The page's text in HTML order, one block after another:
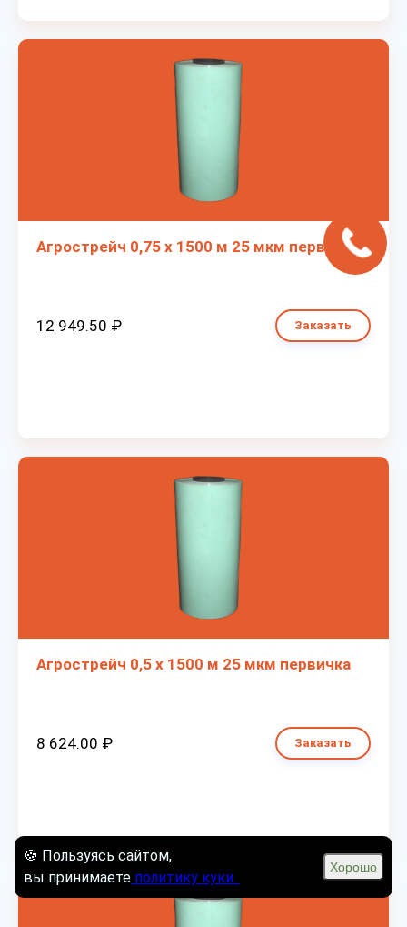
Агрострейч 0,75 х 1500 м 25 мкм первичка
12 949.50 ₽ Заказать
Агрострейч 0,5 х 1500 м 25 мкм первичка
8 624.00 ₽ Заказать
🍪 Пользуясь сайтом,
вы принимаете политику куки.
Хорошо